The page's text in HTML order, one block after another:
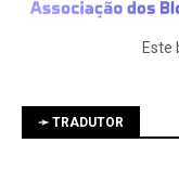
Este
➛ TRADUTOR